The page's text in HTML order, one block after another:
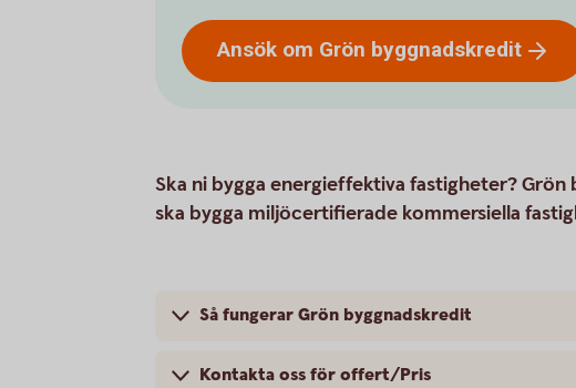
Ansök om Grön byggnadskredit
Ska ni bygga energieffektiva fastigheter?
ska bygga miljöcertifierade kommersiella
Så fungerar Grön byggnadskredit
Kontakta oss för offert/Pris